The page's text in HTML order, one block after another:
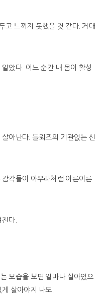
고 느끼지 못했을 것 같다. 거대
았다. 어느 순간 내 몸이 활성
아난다. 들뢰즈의 기관없는 신
각들이 아우라처럼 어른어른
다.
모습을 보면 얼마나 살아있으
살아야지 나도.